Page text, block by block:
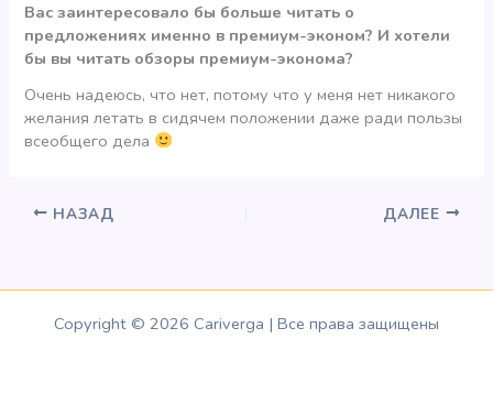
Вас заинтересовало бы больше читать о
предложениях именно в премиум-эконом? И хотели
бы вы читать обзоры премиум-эконома?
Очень надеюсь, что нет, потому что у меня нет никакого
желания летать в сидячем положении даже ради пользы
всеобщего дела
НАЗАД ДАЛЕЕ
Copyright © 2026 Cariverga | Все права защищены